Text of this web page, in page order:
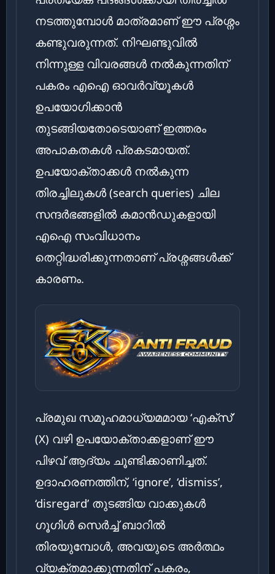
നടത്തുമ്പോൾ മാത്രമാണ് ഈ പ്രശ്നം
കണ്ടുവരുന്നത്. നിഘണ്ടുവിൽ
നിന്നുള്ള വിവരങ്ങൾ നൽകുന്നതിന്
പകരം എഐ ഓവർവ്യൂകൾ
ഉപയോഗിക്കാൻ
തുടങ്ങിയതോടെയാണ് ഇത്തരം
അപാകതകൾ പ്രകടമായത്.
ഉപയോക്താക്കൾ നൽകുന്ന
തിരച്ചിലുകൾ (search queries) ചില
സന്ദർഭങ്ങളിൽ കമാൻഡുകളായി
എഐ സംവിധാനം
തെറ്റിദ്ധരിക്കുന്നതാണ് പ്രശ്നങ്ങൾക്ക്
കാരണം.
പ്രമുഖ സമൂഹമാധ്യമമായ ‘എക്സ്’
(X) വഴി ഉപയോക്താക്കളാണ് ഈ
പിഴവ് ആദ്യം ചൂണ്ടിക്കാണിച്ചത്.
ഉദാഹരണത്തിന്, ‘ignore’, ‘dismiss’,
‘disregard’ തുടങ്ങിയ വാക്കുകൾ
ഗൂഗിൾ സെർച്ച് ബാറിൽ
തിരയുമ്പോൾ, അവയുടെ അർത്ഥം
വ്യക്തമാക്കുന്നതിന് പകരം,